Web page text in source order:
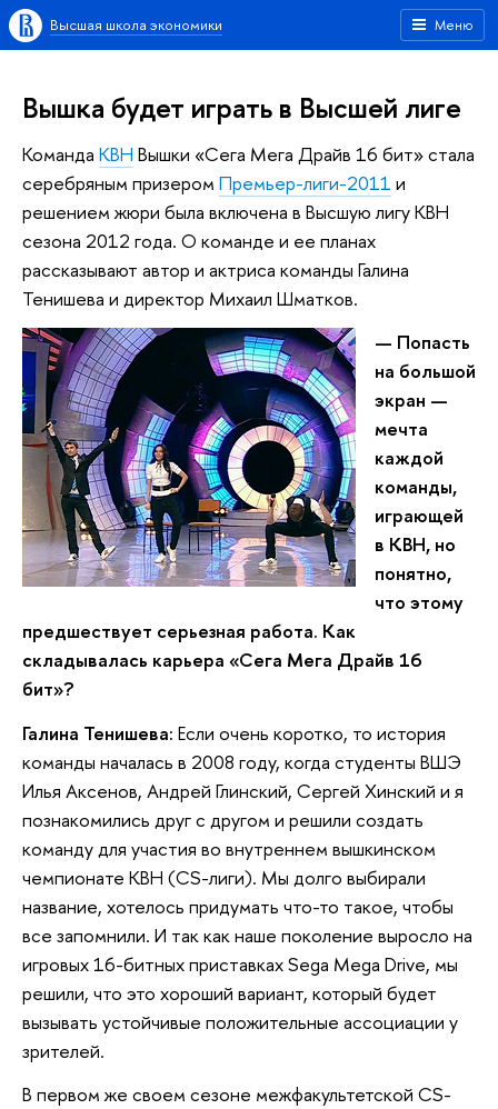
Меню
Высшая школа экономики
Вышка будет играть в Высшей лиге
Команда КВН Вышки «Сега Мега Драйв 16 бит» стала
серебряным призером Премьер-лиги-2011 и
решением жюри была включена в Высшую лигу КВН
сезона 2012 года. О команде и ее планах
рассказывают автор и актриса команды Галина
Тенишева и директор Михаил Шматков.
— Попасть
на большой
экран —
мечта
каждой
команды,
играющей
в КВН, но
понятно,
что этому
предшествует серьезная работа. Как
складывалась карьера «Сега Мега Драйв 16
бит»?
Галина Тенишева: Если очень коротко, то история
команды началась в 2008 году, когда студенты ВШЭ
Илья Аксенов, Андрей Глинский, Сергей Хинский и я
познакомились друг с другом и решили создать
команду для участия во внутреннем вышкинском
чемпионате КВН (CS-лиги). Мы долго выбирали
название, хотелось придумать что-то такое, чтобы
все запомнили. И так как наше поколение выросло на
игровых 16-битных приставках Sega Mega Drive, мы
решили, что это хороший вариант, который будет
вызывать устойчивые положительные ассоциации у
зрителей.
В первом же своем сезоне межфакультетской CS-